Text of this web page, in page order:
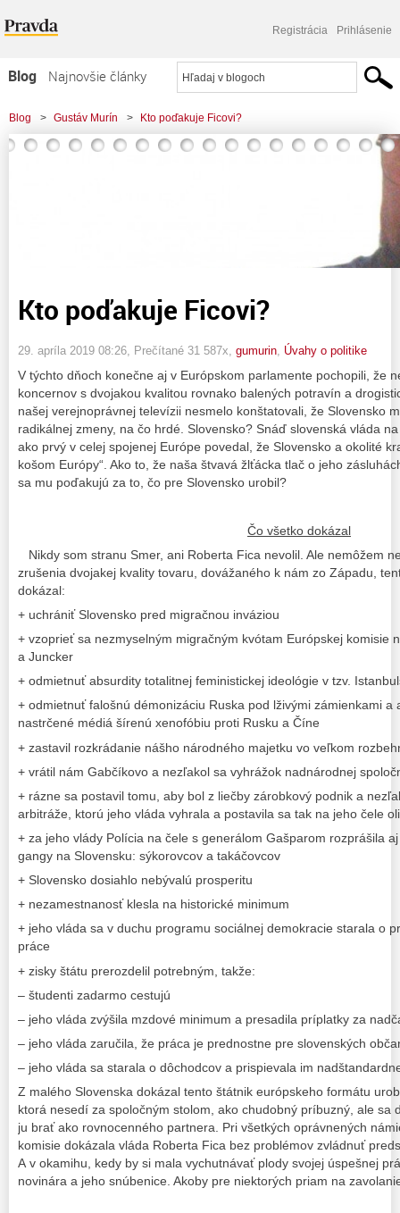
Registrácia Prihlásenie
Blog
Najnovšie články
Najčítanejšie články
Najkomentovanejšie články
Blog > Gustáv Murín > Kto poďakuje Ficovi?
Kto poďakuje Ficovi?
29. apríla 2019 08:26 , Prečítané 31 587x, gumurin Úvahy o politike
V týchto dňoch konečne aj v Európskom parlamente pochopili, že
koncernov s dvojakou kvalitou rovnako balených potravín a
našej verejnoprávnej televízii nesmelo konštatovali, že Slovensko
radikálnej zmeny, na čo hrdé. Slovensko? Snáď slovenská vláda
ako prvý v celej spojenej Európe povedal, že Slovensko a okolité
košom Európy“. Ako to, že naša štvavá žlťácka tlač o jeho
sa mu poďakujú za to, čo pre Slovensko urobil?
Čo všetko dokázal
Nikdy som stranu Smer, ani Roberta Fica nevolil. Ale nemôžem
zrušenia dvojakej kvality tovaru, dovážaného k nám zo Západu,
dokázal:
+ uchrániť Slovensko pred migračnou inváziou
+ vzoprieť sa nezmyselným migračným kvótam Európskej komisie
a Juncker
+ odmietnuť absurdity totalitnej feministickej ideológie v tzv.
+ odmietnuť falošnú démonizáciu Ruska pod lživými zámienkami a
nastrčené médiá šírenú xenofóbiu proti Rusku a Číne
+ zastavil rozkrádanie nášho národného majetku vo veľkom
+ vrátil nám Gabčíkovo a nezľakol sa vyhrážok nadnárodnej
+ rázne sa postavil tomu, aby bol z liečby zárobkový podnik a
arbitráže, ktorú jeho vláda vyhrala a postavila sa tak na jeho čele
+ za jeho vlády Polícia na čele s generálom Gašparom rozprášila
gangy na Slovensku: sýkorovcov a takáčovcov
+ Slovensko dosiahlo nebývalú prosperitu
+ nezamestnanosť klesla na historické minimum
+ jeho vláda sa v duchu programu sociálnej demokracie starala o
práce
+ zisky štátu prerozdelil potrebným, takže:
– študenti zadarmo cestujú
– jeho vláda zvýšila mzdové minimum a presadila príplatky za
– jeho vláda zaručila, že práca je prednostne pre slovenských
– jeho vláda sa starala o dôchodcov a prispievala im
Z malého Slovenska dokázal tento štátnik európskeho formátu
ktorá nesedí za spoločným stolom, ako chudobný príbuzný, ale sa
ju brať ako rovnocenného partnera. Pri všetkých oprávnených
komisie dokázala vláda Roberta Fica bez problémov zvládnuť
A v okamihu, kedy by si mala vychutnávať plody svojej úspešnej
novinára a jeho snúbenice. Akoby pre niektorých priam na